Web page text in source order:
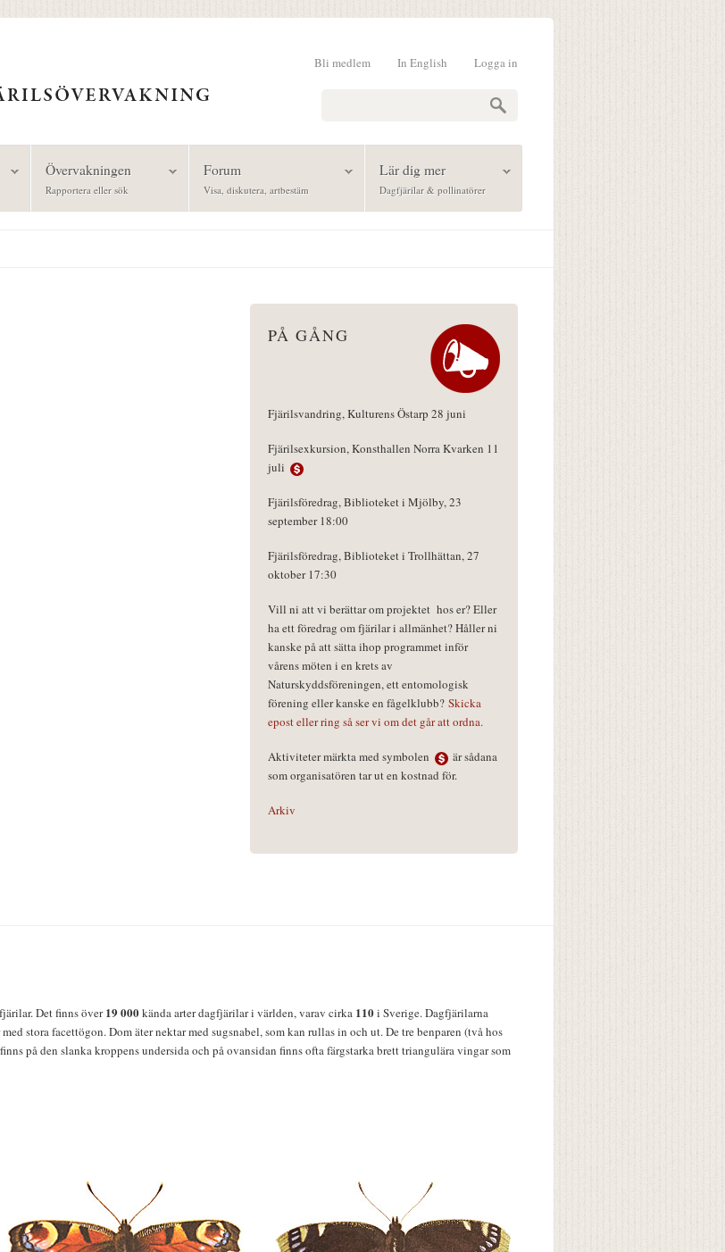
Logga in
In English
Bli medlem
Övervakningen
Rapportera eller sök
Forum
Visa, diskutera, artbestäm
Lär dig mer
Dagfjärilar & pollinatörer
PÅ GÅNG
Fjärilsvandring, Kulturens Östarp 28 juni
Fjärilsexkursion, Konsthallen Norra Kvarken 11
juli
Fjärilsföredrag, Biblioteket i Mjölby, 23
september 18:00
Fjärilsföredrag, Biblioteket i Trollhättan, 27
oktober 17:30
Vill ni att vi berättar om projektet hos er? Eller
ha ett föredrag om fjärilar i allmänhet? Håller ni
kanske på att sätta ihop programmet inför
vårens möten i en krets av
Naturskyddsföreningen, ett entomologisk
förening eller kanske en fågelklubb? Skicka
epost eller ring så ser vi om det går att ordna.
Aktiviteter märkta med symbolen
är sådana
som organisatören tar ut en kostnad för.
Arkiv
Det finns över19 000kända arter dagfjärilar i världen, varav cirka 110i Sverige. Dagfjärilarna
stora facettögon. Dom äter nektar med sugsnabel, som kan rullas in och ut. De tre benparen (två hos
på den slanka kroppens undersida och på ovansidan finns ofta färgstarka brett triangulära vingar som